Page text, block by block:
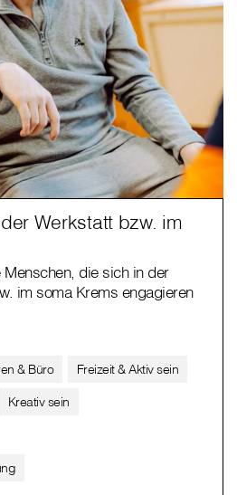
Werkstatt bzw. im
die sich in der
im soma Krems engagieren
& Büro
Freizeit & Aktiv sein
Kreativ sein